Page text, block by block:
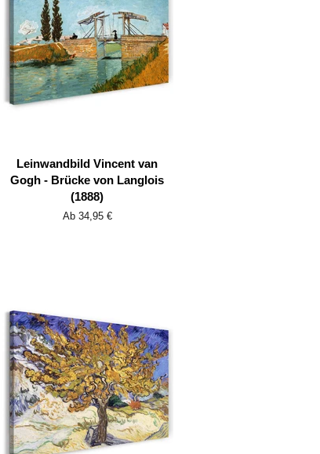
Leinwandbild Vincent van
Gogh - Brücke von Langlois
(1888)
Ab 34,95 €